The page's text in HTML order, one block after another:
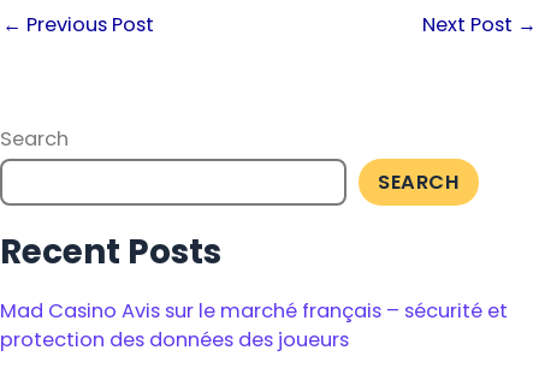
← Previous Post Next Post →
Search
SEARCH
Recent Posts
Mad Casino Avis sur le marché français – sécurité et
protection des données des joueurs